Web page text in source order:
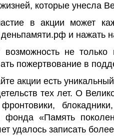
которые унесла
в акции может
и нажать
возможность не
пожертвование в
акции есть
тех лет. О
фронтовики,
фонда «Память
удалось записать